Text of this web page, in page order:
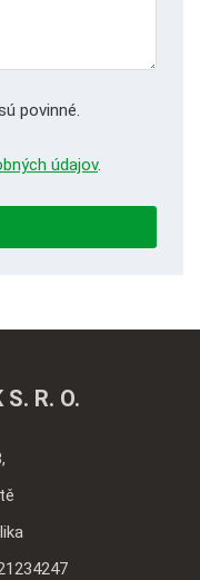
povinné.
údajov.
S. R. O.